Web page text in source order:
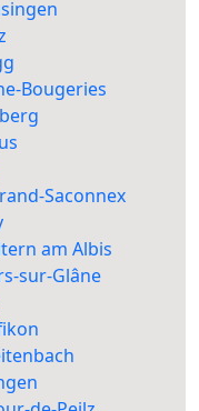
Bougeries
Saconnex
am Albis
sur-Glâne